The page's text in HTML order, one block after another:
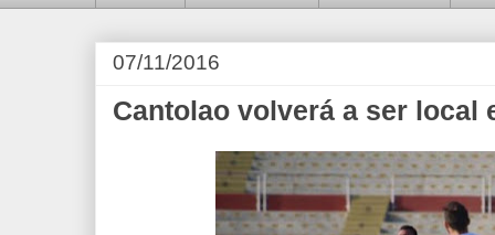
07/11/2016
Cantolao volverá a ser local